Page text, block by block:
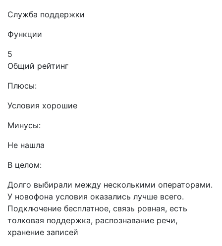
Служба поддержки
Функции
5
Общий рейтинг
Плюсы:
Условия хорошие
Минусы:
Не нашла
В целом:
Долго выбирали между несколькими операторами.
У новофона условия оказались лучше всего.
Подключение бесплатное, связь ровная, есть
толковая поддержка, распознавание речи,
хранение записей